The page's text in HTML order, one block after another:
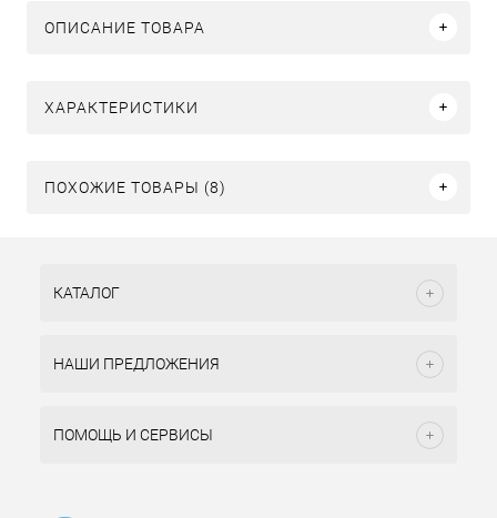
ОПИСАНИЕ ТОВАРА
ХАРАКТЕРИСТИКИ
ПОХОЖИЕ ТОВАРЫ (8)
КАТАЛОГ
НАШИ ПРЕДЛОЖЕНИЯ
ПОМОЩЬ И СЕРВИСЫ